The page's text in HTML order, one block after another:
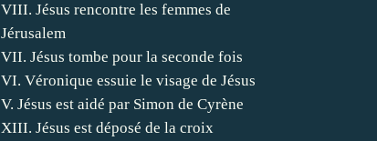
VIII. Jésus rencontre les femmes de
Jérusalem
VII. Jésus tombe pour la seconde fois
VI. Véronique essuie le visage de Jésus
V. Jésus est aidé par Simon de Cyrène
XIII. Jésus est déposé de la croix